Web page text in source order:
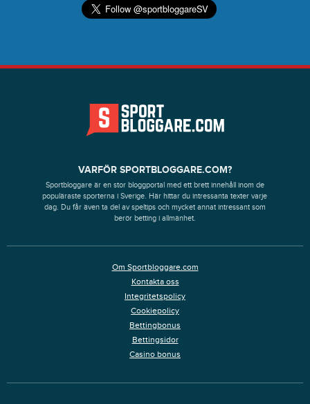
VARFÖR SPORTBLOGGARE.COM?
Sportbloggare är en stor bloggportal med ett brett innehåll inom de
populäraste sporterna i Sverige. Här hittar du intressanta texter varje
dag. Du får även ta del av speltips och mycket annat intressant som
berör betting i allmänhet.
Om Sportbloggare.com
Kontakta oss
Integritetspolicy
Cookiepolicy
Bettingbonus
Bettingsidor
Casino bonus